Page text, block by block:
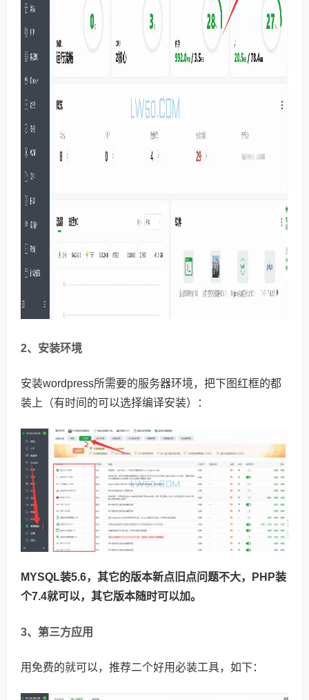
2、安装环境
安装wordpress所需要的服务器环境，把下图红框的都
装上（有时间的可以选择编译安装）：
MYSQL装5.6，其它的版本新点旧点问题不大，PHP装
个7.4就可以，其它版本随时可以加。
3、第三方应用
用免费的就可以，推荐二个好用必装工具，如下：